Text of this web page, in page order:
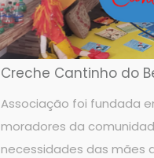
Creche Cantinho do
Associação foi fundada
moradores da
necessidades das mães